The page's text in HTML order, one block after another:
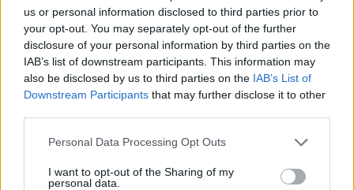
us or personal information disclosed to third parties prior to
your opt-out. You may separately opt-out of the further
disclosure of your personal information by third parties on the
IAB’s list of downstream participants. This information may
also be disclosed by us to third parties on the IAB’s List of
Downstream Participants that may further disclose it to other
Personal Data Processing Opt Outs
I want to opt-out of the Sharing of my
personal data.
UUTISET
F/A-18 Hornet jyrähtää ylilennolle
Jyväskylässä – katuja suljetaan